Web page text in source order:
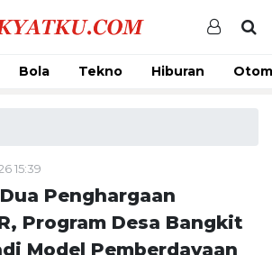
Bola Tekno Hiburan
15:39
Penghargaan
Program Desa Bangkit
Model Pemberdayaan